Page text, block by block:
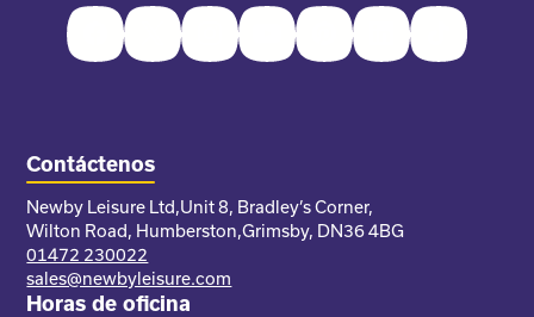
FacebookTwitter InstagramYoutubePinterestLinkedInTikTok
Contáctenos
Newby Leisure Ltd,Unit 8, Bradley’s Corner,
Wilton Road, Humberston,Grimsby, DN36 4BG
01472 230022
sales@newbyleisure.com
Horas de oficina